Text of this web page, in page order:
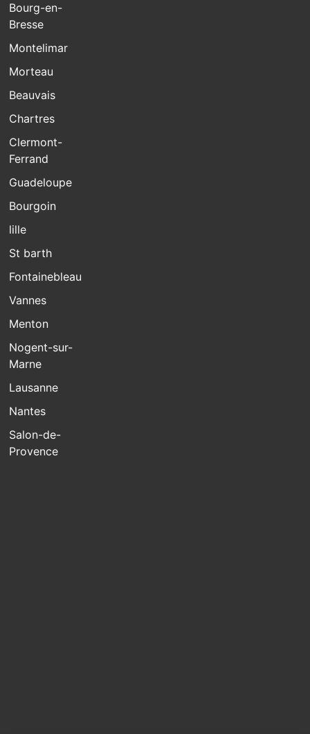
Bourg-en-
Bresse
Montelimar
Morteau
Beauvais
Chartres
Clermont-
Ferrand
Guadeloupe
Bourgoin
lille
St barth
Fontainebleau
Vannes
Menton
Nogent-sur-
Marne
Lausanne
Nantes
Salon-de-
Provence